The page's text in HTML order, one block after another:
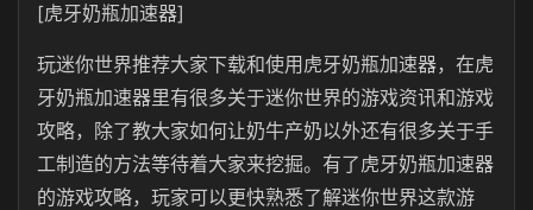
[虎牙奶瓶加速器]
玩迷你世界推荐大家下载和使用虎牙奶瓶加速器，在虎
牙奶瓶加速器里有很多关于迷你世界的游戏资讯和游戏
攻略，除了教大家如何让奶牛产奶以外还有很多关于手
工制造的方法等待着大家来挖掘。有了虎牙奶瓶加速器
的游戏攻略，玩家可以更快熟悉了解迷你世界这款游